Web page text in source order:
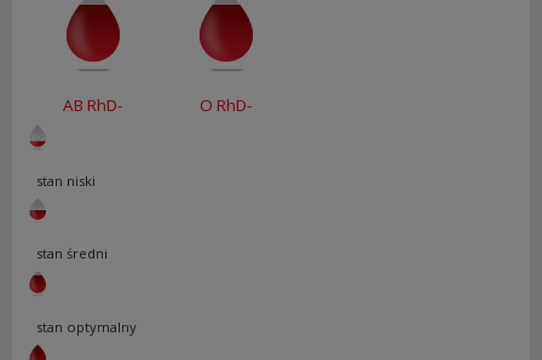
AB RhD- O RhD-
stan niski
stan średni
stan optymalny